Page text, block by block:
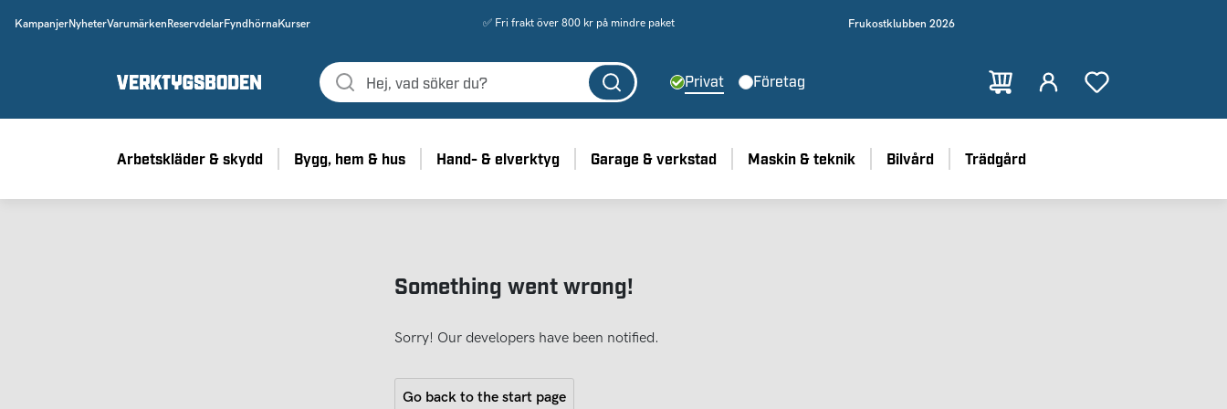
KampanjerNyheterVarumärken ReservdelarFyndhörnaKurser ✅ Fri frakt över 800 kr på mindre paket Frukostklubben 2026
Privat Företag
Arbetskläder & skydd Bygg, hem & hus Hand- & elverktyg Garage & verkstad Maskin & teknik Bilvård Trädgård
Something went wrong!
Sorry! Our developers have been notified.
Go back to the start page